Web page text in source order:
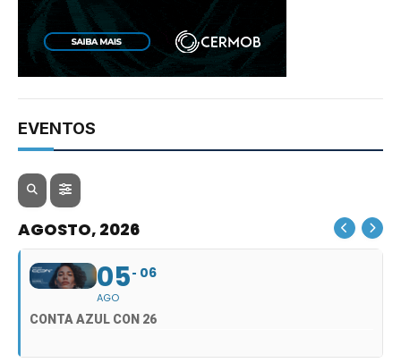
EVENTOS
AGOSTO, 2026
05
AGO
06
CONTA AZUL CON 26